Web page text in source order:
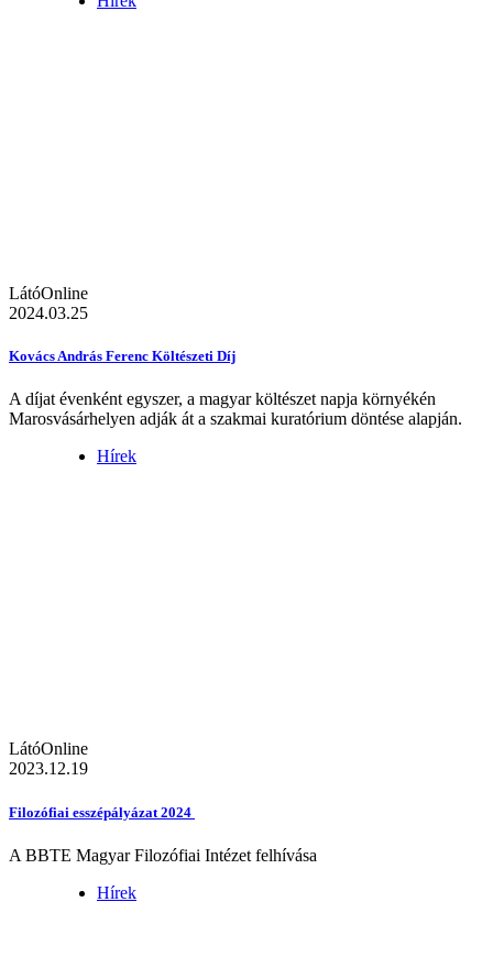
LátóOnline
2024.03.25
Kovács András Ferenc Költészeti Díj
A díjat évenként egyszer, a magyar költészet napja környékén
Marosvásárhelyen adják át a szakmai kuratórium döntése alapján.
Hírek
LátóOnline
2023.12.19
Filozófiai esszépályázat 2024
A BBTE Magyar Filozófiai Intézet felhívása
Hírek